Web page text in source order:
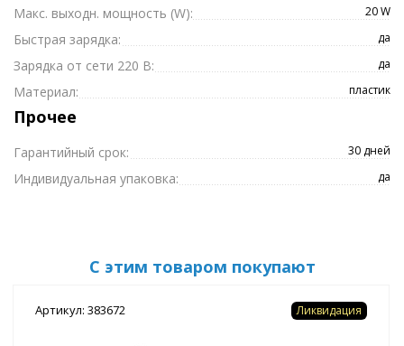
Макс. выходн. мощность (W): 20 W
Быстрая зарядка: да
Зарядка от сети 220 В: да
Материал: пластик
Прочее
Гарантийный срок: 30 дней
Индивидуальная упаковка: да
С этим товаром покупают
Артикул: 383672 Ликвидация